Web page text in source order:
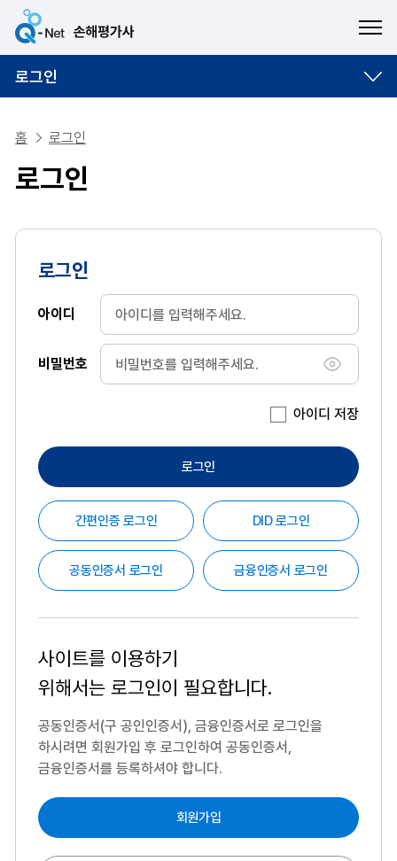
로그인
홈 로그인
로그인
로그인
아이디
비밀번호
비밀번호
아이디 저장
로그인
간편인증 로그인 DID 로그인
공동인증서 로그인 금융인증서 로그인
사이트를 이용하기
위해서는 로그인이 필요합니다.
공동인증서(구 공인인증서), 금융인증서로 로그인을
하시려면 회원가입 후 로그인하여 공동인증서,
금융인증서를 등록하셔야 합니다.
회원가입